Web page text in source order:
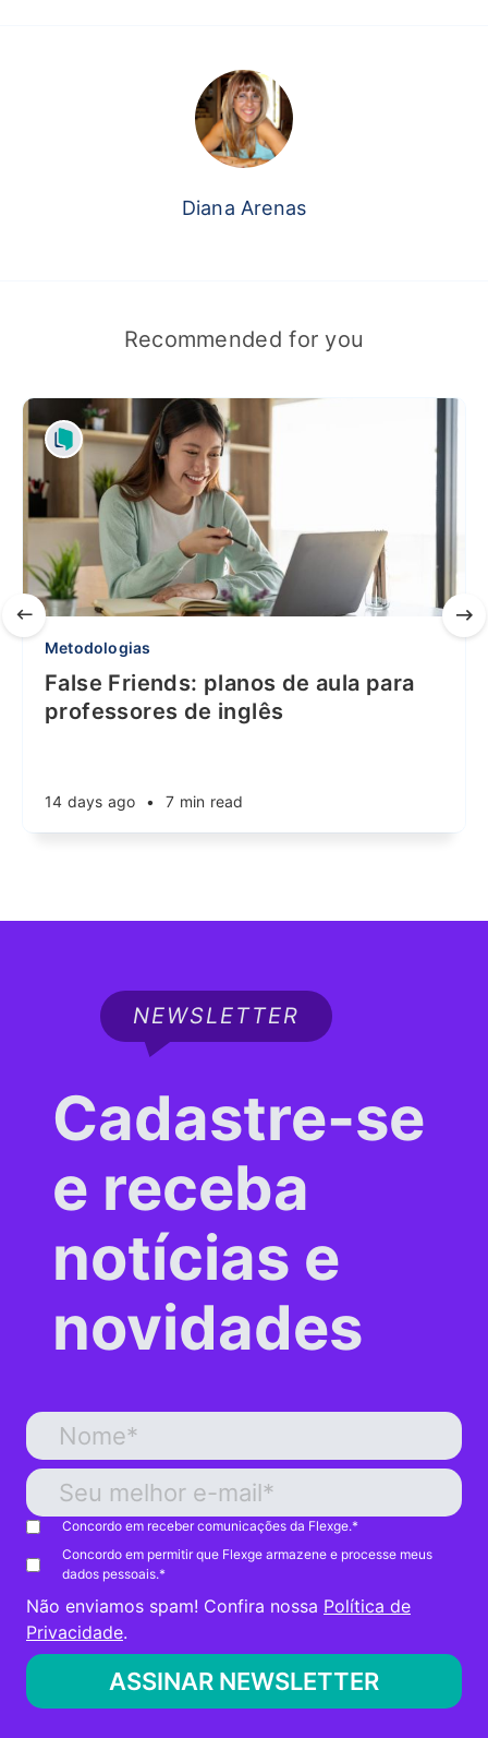
Diana Arenas
Recommended for you
Metodologias
False Friends: planos de aula para
professores de inglês
14 days ago • 7 min read
NEWSLETTER
Cadastre-se
e receba
notícias e
novidades
Concordo em receber comunicações da Flexge.*
Concordo em permitir que Flexge armazene e processe meus
dados pessoais.*
Não enviamos spam! Confira nossa Política de
Privacidade.